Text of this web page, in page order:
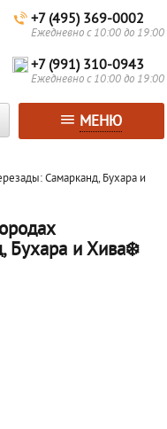
+7 (495) 369-0002
Ежедневно с 10:00 до 19:00
+7 (991) 310-0943
Ежедневно с 10:00 до 19:00
МЕНЮ
Самарканд, Бухара и
Бухара и Хива❄️